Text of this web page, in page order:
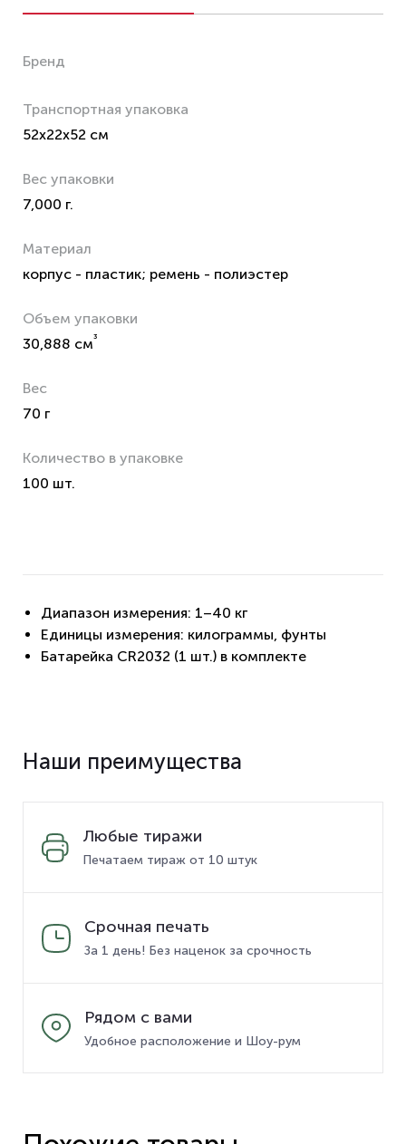
Бренд
Транспортная упаковка
52x22x52 см
Вес упаковки
7,000 г.
Материал
корпус - пластик; ремень - полиэстер
Объем упаковки
30,888 см³
Вес
70 г
Количество в упаковке
100 шт.
Диапазон измерения: 1–40 кг
Единицы измерения: килограммы, фунты
Батарейка CR2032 (1 шт.) в комплекте
Наши преимущества
Любые тиражи
Печатаем тираж от 10 штук
Срочная печать
За 1 день! Без наценок за срочность
Рядом с вами
Удобное расположение и Шоу-рум